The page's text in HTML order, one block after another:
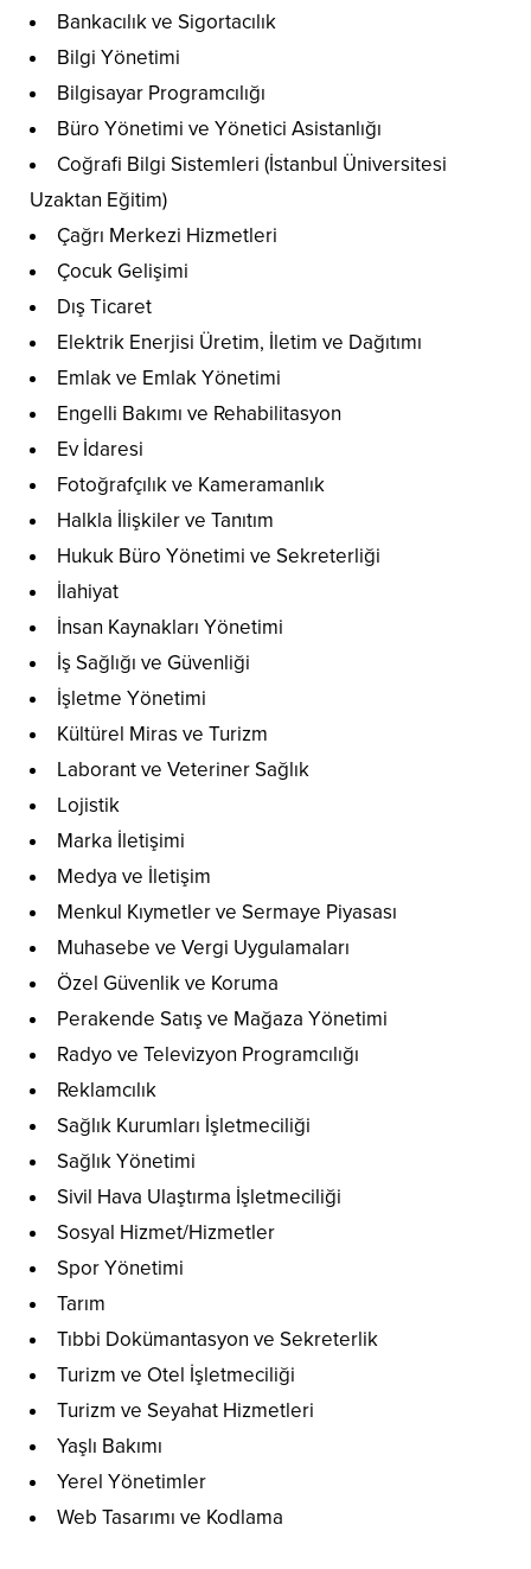
Bankacılık ve Sigortacılık
Bilgi Yönetimi
Bilgisayar Programcılığı
Büro Yönetimi ve Yönetici Asistanlığı
Coğrafi Bilgi Sistemleri (İstanbul Üniversitesi
Uzaktan Eğitim)
Çağrı Merkezi Hizmetleri
Çocuk Gelişimi
Dış Ticaret
Elektrik Enerjisi Üretim, İletim ve Dağıtımı
Emlak ve Emlak Yönetimi
Engelli Bakımı ve Rehabilitasyon
Ev İdaresi
Fotoğrafçılık ve Kameramanlık
Halkla İlişkiler ve Tanıtım
Hukuk Büro Yönetimi ve Sekreterliği
İlahiyat
İnsan Kaynakları Yönetimi
İş Sağlığı ve Güvenliği
İşletme Yönetimi
Kültürel Miras ve Turizm
Laborant ve Veteriner Sağlık
Lojistik
Marka İletişimi
Medya ve İletişim
Menkul Kıymetler ve Sermaye Piyasası
Muhasebe ve Vergi Uygulamaları
Özel Güvenlik ve Koruma
Perakende Satış ve Mağaza Yönetimi
Radyo ve Televizyon Programcılığı
Reklamcılık
Sağlık Kurumları İşletmeciliği
Sağlık Yönetimi
Sivil Hava Ulaştırma İşletmeciliği
Sosyal Hizmet/Hizmetler
Spor Yönetimi
Tarım
Tıbbi Dokümantasyon ve Sekreterlik
Turizm ve Otel İşletmeciliği
Turizm ve Seyahat Hizmetleri
Yaşlı Bakımı
Yerel Yönetimler
Web Tasarımı ve Kodlama